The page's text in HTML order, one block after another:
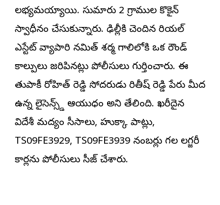
లభ్యమయ్యాయి. సుమారు 2 గ్రాముల కొకైన్
స్వాధీనం చేసుకున్నారు. ఢిల్లీకి చెందిన రియల్
ఎస్టేట్ వ్యాపారి నమిత్ శర్మ గాలిలోకి ఒక రౌండ్
కాల్పులు జరిపినట్లు పోలీసులు గుర్తించారు. ఈ
తుపాకీ రోహిత్ రెడ్డి సోదరుడు రితీష్ రెడ్డి పేరు మీద
ఉన్న లైసెన్స్డ్ ఆయుధం అని తేలింది. ఖరీదైన
విదేశీ మద్యం సీసాలు, హుక్కా పాట్లు,
TS09FE3929, TS09FE3939 నంబర్లు గల లగ్జరీ
కార్లను పోలీసులు సీజ్ చేశారు.